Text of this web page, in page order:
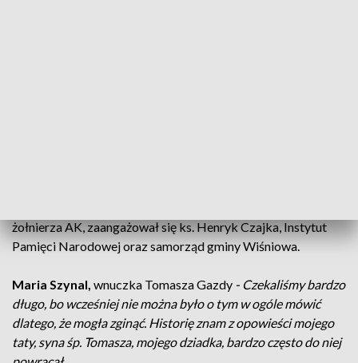
żołnierza AK, zaangażował się ks. Henryk Czajka, Instytut
Pamięci Narodowej oraz samorząd gminy Wiśniowa.
Maria Szynal, wnuczka Tomasza Gazdy - Czekaliśmy bardzo
długo, bo wcześniej nie można było o tym w ogóle mówić
dlatego, że mogła zginąć. Historię znam z opowieści mojego
taty, syna śp. Tomasza, mojego dziadka, bardzo często do niej